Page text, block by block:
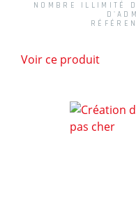
NOMBRE ILLIMITÉ
Voir ce produit